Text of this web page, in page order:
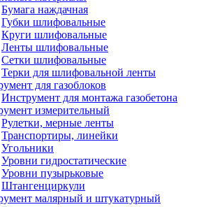
Бумага наждачная
Губки шлифовальные
Круги шлифовальные
Ленты шлифовальные
Сетки шлифовальные
Терки для шлифовальной ленты
для газоблоков
Инструмент для монтажа газобетона
измерительный
Рулетки, мерные ленты
Транспортиры, линейки
Угольники
Уровни гидростатические
Уровни пузырьковые
Штангенциркули
малярный и штукатурный